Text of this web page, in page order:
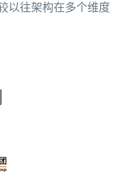
以往架构在多个维度